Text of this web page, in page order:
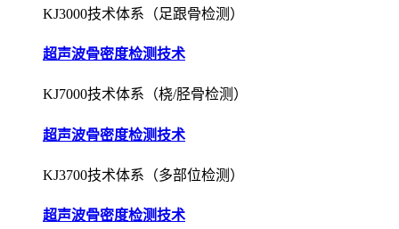
KJ3000技术体系（足跟骨检测）
超声波骨密度检测技术
KJ7000技术体系（桡/胫骨检测）
超声波骨密度检测技术
KJ3700技术体系（多部位检测）
超声波骨密度检测技术